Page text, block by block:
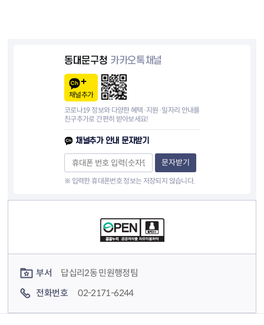
동대문구청 카카오톡채널
채널추가
코로나19 정보와 다양한 혜택·지원·일자리 안내를
친구추가로 간편히 받아보세요!
채널추가 안내 문자받기
문자받기
※ 입력한 휴대폰번호 정보는 저장되지 않습니다.
부서
답십리2동 민원행정팀
전화번호
02-2171-6244